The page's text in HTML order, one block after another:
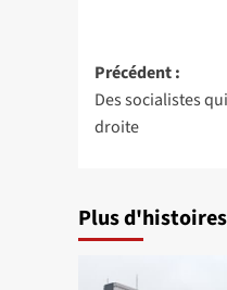
Navigation
d’article
Précédent :
Des socialistes
droite
Plus d'histoires